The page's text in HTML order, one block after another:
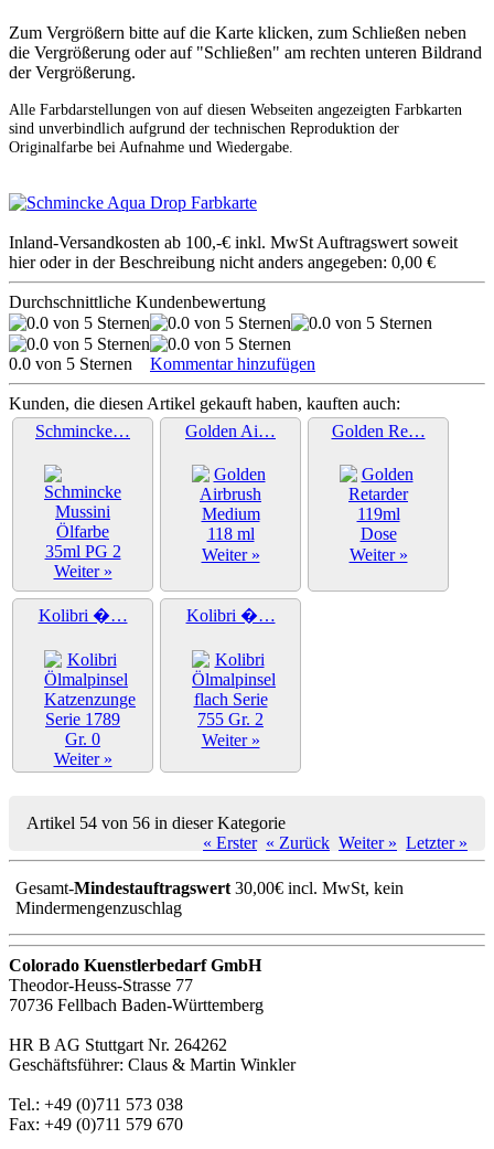
Zum Vergrößern bitte auf die Karte klicken, zum Schließen neben
die Vergrößerung oder auf "Schließen" am rechten unteren Bildrand
der Vergrößerung.
Alle Farbdarstellungen von auf diesen Webseiten angezeigten Farbkarten
sind unverbindlich aufgrund der technischen Reproduktion der
Originalfarbe bei Aufnahme und Wiedergabe.
Inland-Versandkosten ab 100,-€ inkl. MwSt Auftragswert soweit
hier oder in der Beschreibung nicht anders angegeben: 0,00 €
Durchschnittliche Kundenbewertung
0.0 von 5 Sternen Kommentar hinzufügen
Kunden, die diesen Artikel gekauft haben, kauften auch:
Schmincke…
Weiter »
Golden Ai…
Weiter »
Golden Re…
Weiter »
Kolibri �…
Weiter »
Kolibri �…
Weiter »
Artikel 54 von 56 in dieser Kategorie
« Erster « Zurück Weiter » Letzter »
Gesamt-Mindestauftragswert 30,00€ incl. MwSt, kein
Mindermengenzuschlag
Colorado Kuenstlerbedarf GmbH
Theodor-Heuss-Strasse 77
70736 Fellbach Baden-Württemberg
HR B AG Stuttgart Nr. 264262
Geschäftsführer: Claus & Martin Winkler
Tel.: +49 (0)711 573 038
Fax: +49 (0)711 579 670